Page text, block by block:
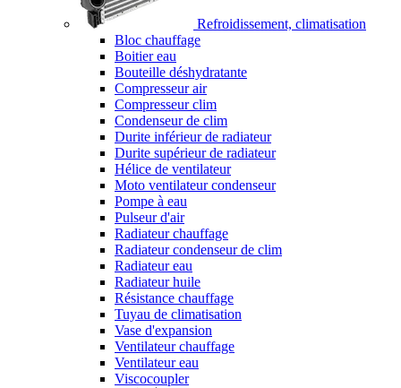
Refroidissement, climatisation
Bloc chauffage
Boitier eau
Bouteille déshydratante
Compresseur air
Compresseur clim
Condenseur de clim
Durite inférieur de radiateur
Durite supérieur de radiateur
Hélice de ventilateur
Moto ventilateur condenseur
Pompe à eau
Pulseur d'air
Radiateur chauffage
Radiateur condenseur de clim
Radiateur eau
Radiateur huile
Résistance chauffage
Tuyau de climatisation
Vase d'expansion
Ventilateur chauffage
Ventilateur eau
Viscocoupler